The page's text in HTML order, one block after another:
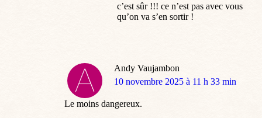
c’est sûr !!! ce n’est pas avec vous
qu’on va s’en sortir !
Andy Vaujambon
dit
10 novembre 2025 à 11 h 33 min
Le moins dangereux.